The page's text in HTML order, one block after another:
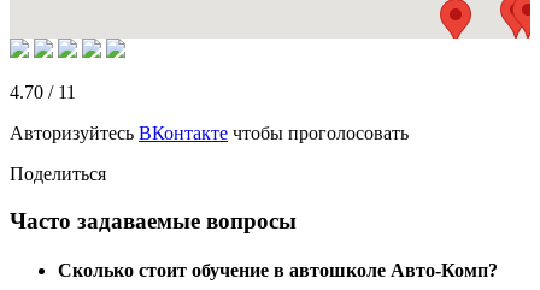
4.70 / 11
Авторизуйтесь ВКонтакте чтобы проголосовать
Поделиться
Часто задаваемые вопросы
Сколько стоит обучение в автошколе Авто-Комп?